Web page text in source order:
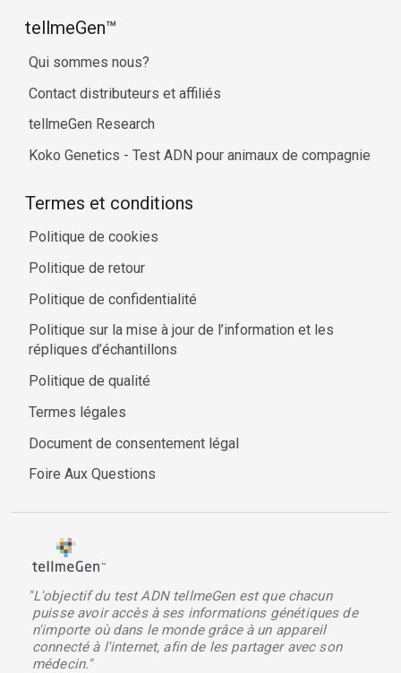
tellmeGen™
Qui sommes nous?
Contact distributeurs et affiliés
tellmeGen Research
Koko Genetics - Test ADN pour animaux de compagnie
Termes et conditions
Politique de cookies
Politique de retour
Politique de confidentialité
Politique sur la mise à jour de l’information et les
répliques d’échantillons
Politique de qualité
Termes légales
Document de consentement légal
Foire Aux Questions
"L'objectif du test ADN tellmeGen est que chacun
puisse avoir accès à ses informations génétiques de
n'importe où dans le monde grâce à un appareil
connecté à l'internet, afin de les partager avec son
médecin."